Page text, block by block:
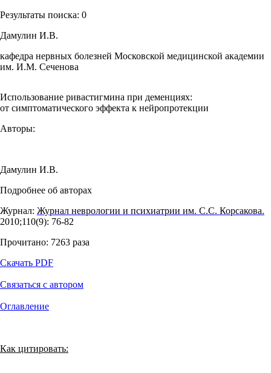
Результаты поиска: 0
Дамулин И.В.
кафедра нервных болезней Московской медицинской академии
им. И.М. Сеченова
Использование ривастигмина при деменциях:
от симптоматического эффекта к нейропротекции
Авторы:
Дамулин И.В.
Подробнее об авторах
Журнал: Журнал неврологии и психиатрии им. С.С. Корсакова.
2010;110(9): 76‑82
Прочитано: 7263 раза
Скачать PDF
Связаться с автором
Оглавление
Как цитировать: